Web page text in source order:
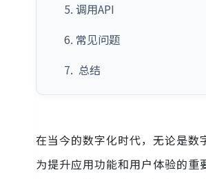
5. 调用API
6. 常见问题
7. 总结
在当今的数字化时代，无论是
为提升应用功能和用户体验的重